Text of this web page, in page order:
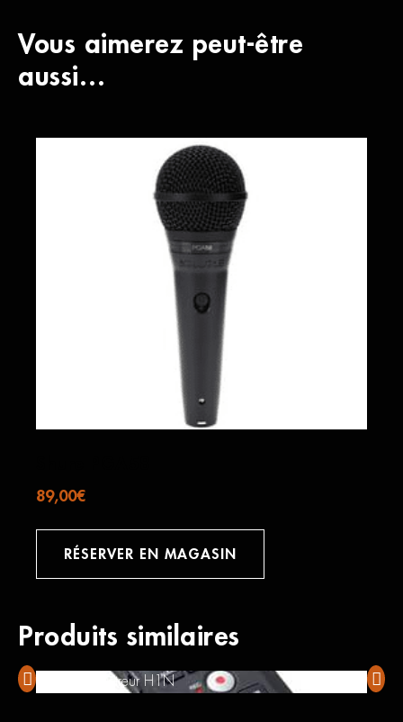
Vous aimerez peut-être
aussi…
89,00€
RÉSERVER EN MAGASIN
Produits similaires
Zoom Enregistreur H1N